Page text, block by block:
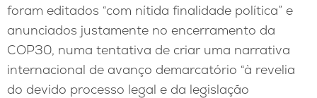
foram editados “com nítida finalidade política” e
anunciados justamente no encerramento da
COP30, numa tentativa de criar uma narrativa
internacional de avanço demarcatório “à revelia
do devido processo legal e da legislação